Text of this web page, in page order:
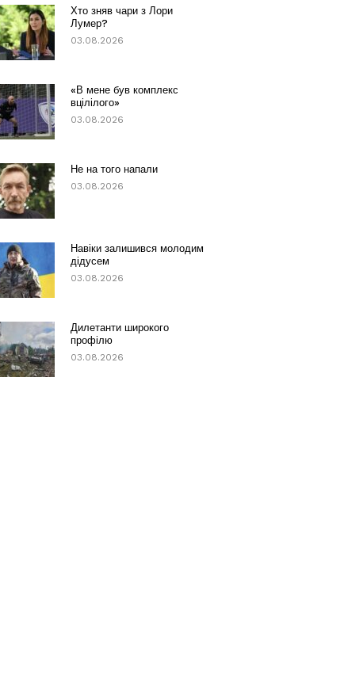
Хто зняв чари з Лори
Лумер?
03.08.2026
«В мене був комплекс
вцілілого»
03.08.2026
Не на того напали
03.08.2026
Навіки залишився молодим
дідусем
03.08.2026
Дилетанти широкого
профілю
03.08.2026